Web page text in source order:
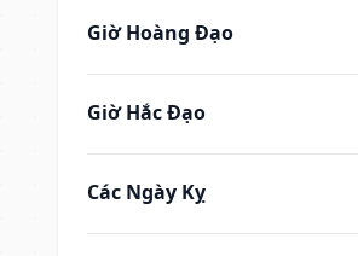
Giờ Hoàng Đạo
Giờ Hắc Đạo
Các Ngày Kỵ